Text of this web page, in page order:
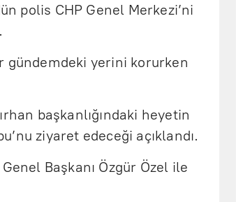
polis CHP Genel Merkezi’ni
gündemdeki yerini korurken
başkanlığındaki heyetin
ziyaret edeceği açıklandı.
Başkanı Özgür Özel ile